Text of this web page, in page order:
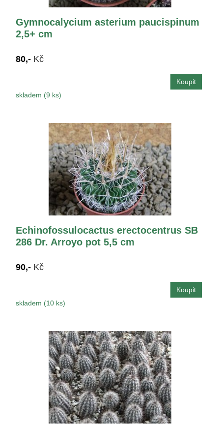
Gymnocalycium asterium paucispinum
2,5+ cm
80,- Kč
skladem (9 ks)
Echinofossulocactus erectocentrus SB
286 Dr. Arroyo pot 5,5 cm
90,- Kč
skladem (10 ks)